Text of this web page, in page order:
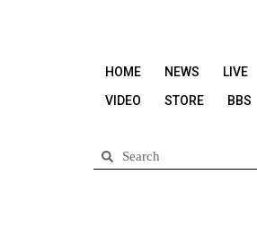
HOME NEWS LIVE
VIDEO
STORE BBS